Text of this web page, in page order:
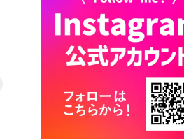
京築地区水道企業団職員採用
試験（募集）
2026年7月27日 マイナンバー
カード交付に伴う休日および
平日夜間開庁の案内
2026年7月22日 令和８年度
「こども文化パスポート事